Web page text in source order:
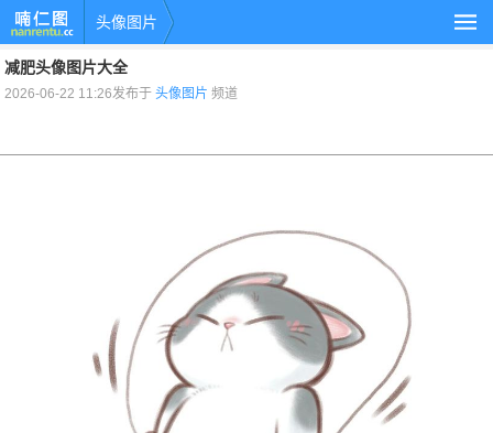
头像图片
减肥头像图片大全
2026-06-22 11:26发布于头像图片 频道